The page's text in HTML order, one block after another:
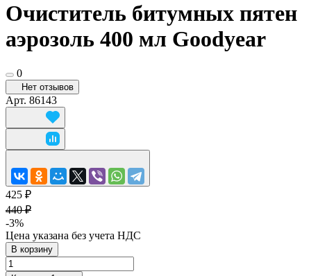
Очиститель битумных пятен
аэрозоль 400 мл Goodyear
0
Нет отзывов
Арт. 86143
425 ₽
440 ₽
-3%
Цена указана без учета НДС
В корзину